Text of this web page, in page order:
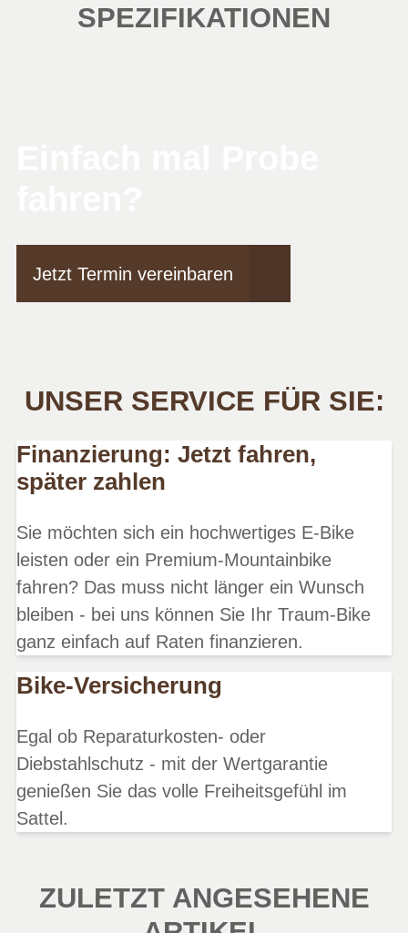
SPEZIFIKATIONEN
Jetzt Termin vereinbaren
UNSER SERVICE FÜR SIE:
Finanzierung: Jetzt fahren,
später zahlen
Sie möchten sich ein hochwertiges E-Bike
leisten oder ein Premium-Mountainbike
fahren? Das muss nicht länger ein Wunsch
bleiben - bei uns können Sie Ihr Traum-Bike
ganz einfach auf Raten finanzieren.
Bike-Versicherung
Egal ob Reparaturkosten- oder
Diebstahlschutz - mit der Wertgarantie
genießen Sie das volle Freiheitsgefühl im
Sattel.
ZULETZT ANGESEHENE